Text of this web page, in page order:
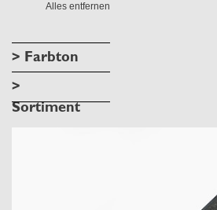
Alles entfernen
> Farbton
>
Sortiment